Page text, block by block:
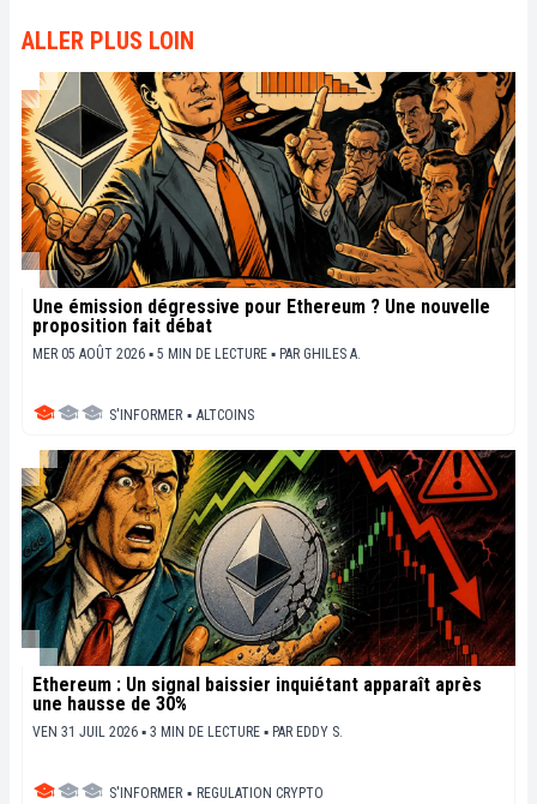
ALLER PLUS LOIN
Une émission dégressive pour Ethereum ? Une nouvelle
proposition fait débat
MER 05 AOÛT 2026 ▪ 5 MIN DE LECTURE ▪ PAR GHILES A.
S'INFORMER ▪ ALTCOINS
Ethereum : Un signal baissier inquiétant apparaît après
une hausse de 30%
VEN 31 JUIL 2026 ▪ 3 MIN DE LECTURE ▪ PAR EDDY S.
S'INFORMER ▪ REGULATION CRYPTO